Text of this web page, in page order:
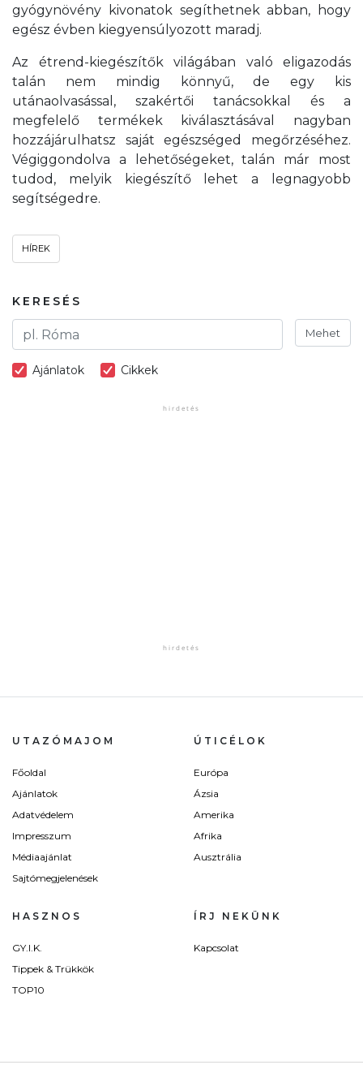
gyógynövény kivonatok segíthetnek abban, hogy
egész évben kiegyensúlyozott maradj.
Az étrend-kiegészítők világában való eligazodás
talán nem mindig könnyű, de egy kis
utánaolvasással, szakértői tanácsokkal és a
megfelelő termékek kiválasztásával nagyban
hozzájárulhatsz saját egészséged megőrzéséhez.
Végiggondolva a lehetőségeket, talán már most
tudod, melyik kiegészítő lehet a legnagyobb
segítségedre.
HÍREK
KERESÉS
Mehet
Ajánlatok Cikkek
UTAZÓMAJOM
Főoldal
Ajánlatok
Adatvédelem
Impresszum
Médiaajánlat
Sajtómegjelenések
ÚTICÉLOK
Európa
Ázsia
Amerika
Afrika
Ausztrália
HASZNOS
GY.I.K.
Tippek & Trükkök
TOP10
ÍRJ NEKÜNK
Kapcsolat